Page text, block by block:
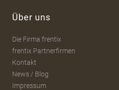
Über uns
Die Firma frentix
frentix Partnerfirmen
Kontakt
News / Blog
Impressum